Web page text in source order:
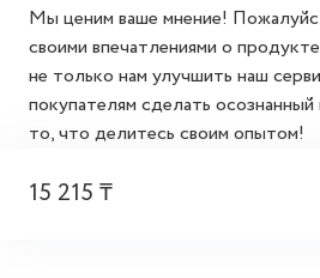
15 215 ₸
Мы ценим ваше мнение!
своими впечатлениями о
не только нам улучшить наш
покупателям сделать
то, что делитесь своим опытом!
Добавить отзыв